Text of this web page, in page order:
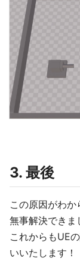
3. 最後
この原因がわ
無事解決できま
これからもUE
いいたします！